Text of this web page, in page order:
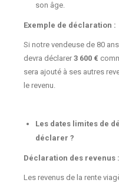
son âge.
Exemple de déclaration :
Si notre vendeuse de 80
devra déclarer3 600 €
sera ajouté à ses autres
le revenu.
Les dates limites de
déclarer ?
Déclaration des revenus :
Les revenus de la rente